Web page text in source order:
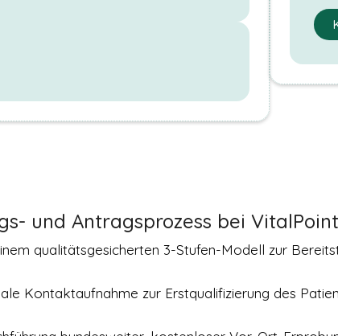
und Antragsprozess bei VitalPoint
qualitätsgesicherten 3-Stufen-Modell zur
Kontaktaufnahme zur Erstqualifizierung des